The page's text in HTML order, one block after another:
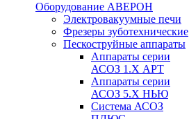
Оборудование АВЕРОН
Электровакуумные печи
Фрезеры зуботехнические
Пескоструйные аппараты
Аппараты серии
АСОЗ 1.Х АРТ
Аппараты серии
АСОЗ 5.Х НЬЮ
Система АСОЗ